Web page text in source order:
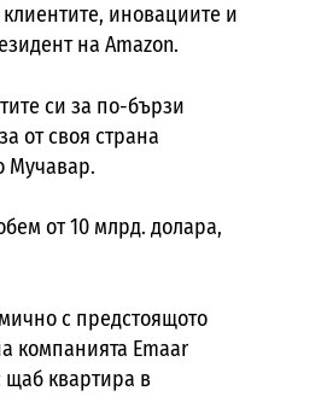
иновациите и
на Amazon.
си за по-бързи
от своя страна
Мучавар.
от 10 млрд. долара,
с предстоящото
компанията Emaar
щаб квартира в